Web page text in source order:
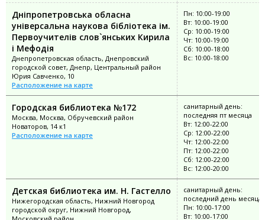
Дніпропетровська обласна
універсальна наукова бібліотека ім.
Первоучителів слов`янських Кирила
і Мефодія
Днепропетровская область, Днепровский
городской совет, Днепр, Центральный район
Юрия Савченко, 10
Расположение на карте
Пн: 10:00-19:00
Вт: 10:00-19:00
Ср: 10:00-19:00
Чт: 10:00-19:00
Сб: 10:00-18:00
Вс: 10:00-18:00
Городская библиотека №172
Москва, Москва, Обручевский район
Новаторов, 14 к1
Расположение на карте
санитарный день:
последняя пт месяца
Вт: 12:00-22:00
Ср: 12:00-22:00
Чт: 12:00-22:00
Пт: 12:00-22:00
Сб: 12:00-22:00
Вс: 12:00-20:00
Детская библиотека им. Н. Гастелло
Нижегородская область, Нижний Новгород
городской округ, Нижний Новгород,
санитарный день:
последний день месяца
Пн: 10:00-17:00
Вт: 10:00-17:00